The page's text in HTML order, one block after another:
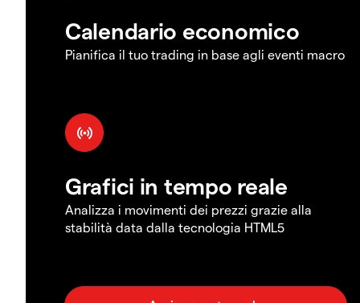
Calendario economico
Pianifica il tuo trading in base agli eventi macro
Grafici in tempo reale
Analizza i movimenti dei prezzi grazie alla
stabilità data dalla tecnologia HTML5